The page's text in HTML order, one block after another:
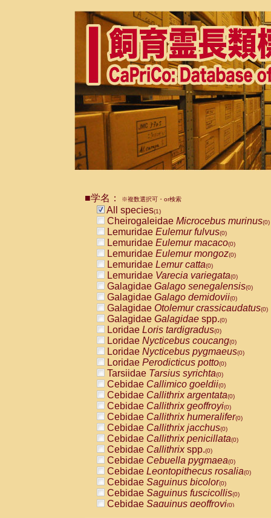
■学名： ※複数選択可・or検索
All species(1)
Cheirogaleidae Microcebus murinus(0)
Lemuridae Eulemur fulvus(0)
Lemuridae Eulemur macaco(0)
Lemuridae Eulemur mongoz(0)
Lemuridae Lemur catta(0)
Lemuridae Varecia variegata(0)
Galagidae Galago senegalensis(0)
Galagidae Galago demidovii(0)
Galagidae Otolemur crassicaudatus(0)
Galagidae Galagidae spp.(0)
Loridae Loris tardigradus(0)
Loridae Nycticebus coucang(0)
Loridae Nycticebus pygmaeus(0)
Loridae Perodicticus potto(0)
Tarsiidae Tarsius syrichta(0)
Cebidae Callimico goeldii(0)
Cebidae Callithrix argentata(0)
Cebidae Callithrix geoffroyi(0)
Cebidae Callithrix humeralifer(0)
Cebidae Callithrix jacchus(0)
Cebidae Callithrix penicillata(0)
Cebidae Callithrixspp.(0)
Cebidae Cebuella pygmaea(0)
Cebidae Leontopithecus rosalia(0)
Cebidae Saguinus bicolor(0)
Cebidae Saguinus fuscicollis(0)
Cebidae Saguinus geoffroyi(0)